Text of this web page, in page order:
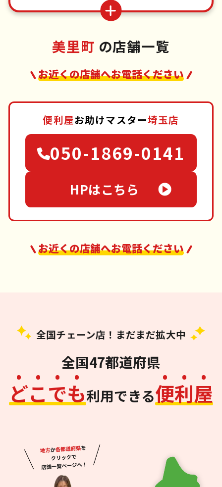
美里町 の店舗一覧
お近くの店舗へお電話ください
便利屋お助けマスター埼玉店
050-1869-0141
HPはこちら
お近くの店舗へお電話ください
全国チェーン店！まだまだ拡大中
全国47都道府県
どこでも利用できる便利屋